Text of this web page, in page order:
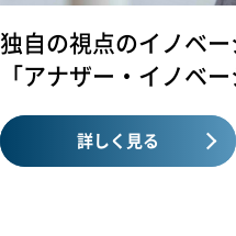
独自の視点のイノベ
「アナザー・イノベー
詳しく見る